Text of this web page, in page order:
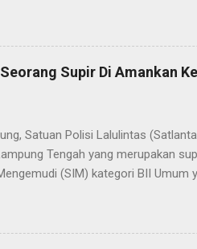
memberikan pelayanan terbaik
M.IK mengatakan “SPKT Polres
masyarakat yang
“SPKT adalah pusat jaringan
Supir Di Amankan
Satuan Polisi Lalulintas
Tengah yang merupakan
(SIM) kategori BII Umum
lalulintas dengan menerobos
tertib lalulintas dalam kota.